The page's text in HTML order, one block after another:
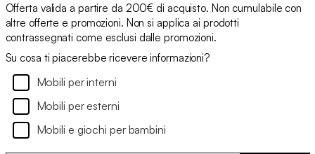
Offerta valida a partire da 200€ di acquisto. Non cumulabile con
altre offerte e promozioni. Non si applica ai prodotti
contrassegnati come esclusi dalle promozioni.
Su cosa ti piacerebbe ricevere informazioni?
Mobili per interni
Mobili per esterni
Mobili e giochi per bambini